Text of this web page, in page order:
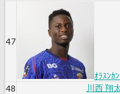
47
ｵﾗｽﾝｶ
48
川西 翔